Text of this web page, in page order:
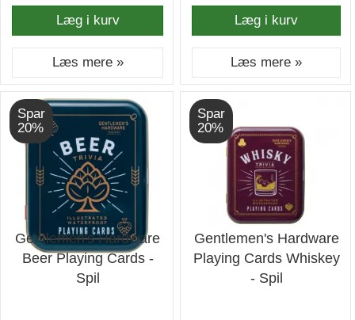
Læg i kurv
Læs mere »
Læg i kurv
Læs mere »
Spar
20%
Gentlemen's Hardware
Beer Playing Cards -
Spil
Spar
20%
Gentlemen's Hardware
Playing Cards Whiskey
- Spil